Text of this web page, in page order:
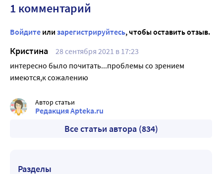
1 комментарий
Войдите или зарегистрируйтесь, чтобы оставить отзыв.
Кристина
28 сентября 2021 в 17:23
интересно было почитать...проблемы со зрением
имеются,к сожалению
Автор статьи
Редакция Apteka.ru
Все статьи автора (834)
Разделы